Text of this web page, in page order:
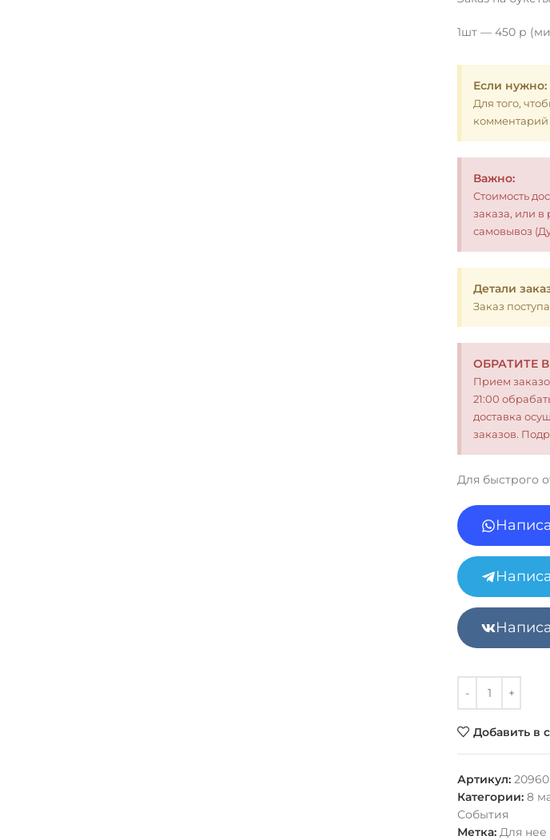
1шт — 450 р
Если нужно:
Для того,
комментарий
Важно:
Стоимость
заказа, или
самовывоз
Детали
Заказ
ОБРАТИТЕ
Прием
21:00
доставка
заказов.
Для быстрого
Добавить в
Артикул:20960
Категории: 8
События
Метка: Для нее